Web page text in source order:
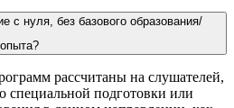
с нуля, без базового образования/
опыта?
рассчитаны на слушателей,
специальной подготовки или